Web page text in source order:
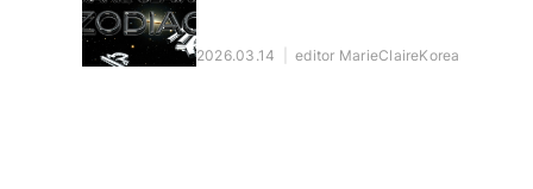
2026.03.14 editor MarieClaireKorea